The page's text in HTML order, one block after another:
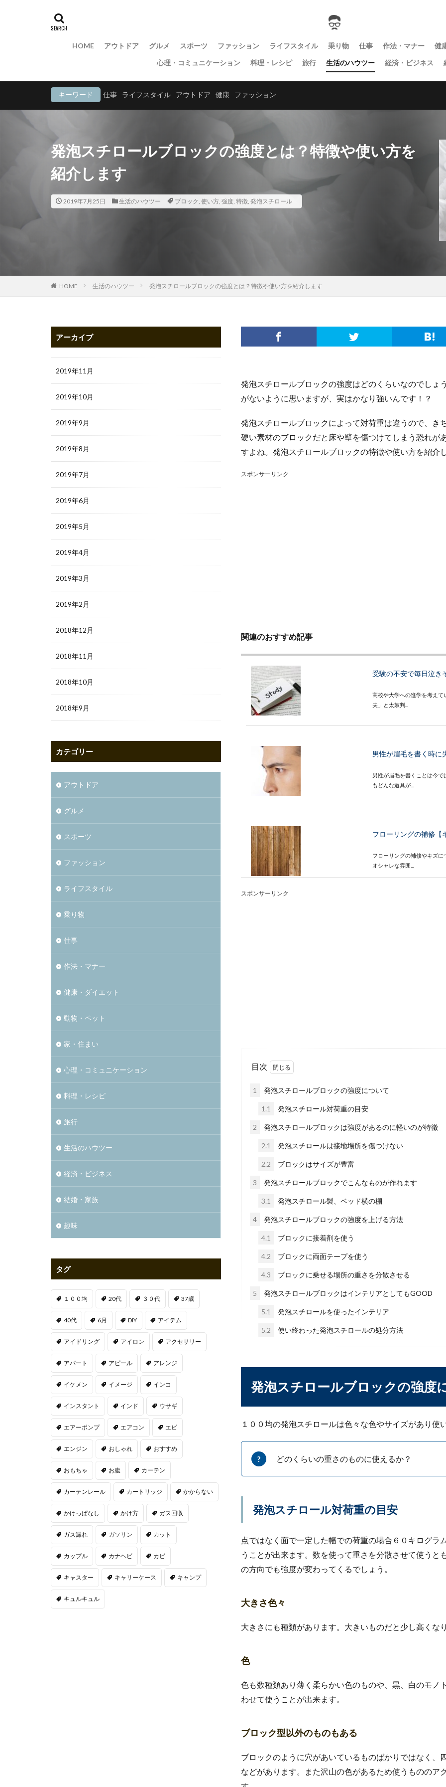
HOME アウトドア グルメ スポーツ ファッション ライフスタイル 乗り物 仕事 作法・マナー
健
心理・コミュニケーション
料理・レシピ 旅行 生活のハウツー 経済・ビジネス
キーワード 仕事 ライフスタイル アウトドア 健康 ファッション
発泡スチロールブロックの強度とは？特徴や使い方を
紹介します
2019年7月25日 生活のハウツー ブロック, 使い方, 強度, 特徴, 発泡スチロール
HOME 生活のハウツー 発泡スチロールブロックの強度とは？特徴や使い方を紹介します
発泡スチロールブロックの強度はどのくらいなのでしょ
がないように思いますが、実はかなり強いんです！？
発泡スチロールブロックによって対荷重は違うので、き
硬い素材のブロックだと床や壁を傷つけてしまう恐れが
すよね。発泡スチロールブロックの特徴や使い方を紹介
スポンサーリンク
関連のおすすめ記事
受験の不安で毎日泣き
高校や大学への進学を考え
夫」と太鼓判...
男性が眉毛を書く時に
男性が眉毛を書くことは今
もどんな道具が...
フローリングの補修【
フローリングの補修やキズ
オシャレな雰囲...
料理の時に使うフライパン
で雑草...
家の外壁を掃除したい
なんて聞いたこ...
一人暮らしで使うタン
一人暮らしを始めるにあた
電子レ...
厚生年金と国民年金
台風の速度が変わるの
スポンサーリンク
目次
1 発泡スチロールブロックの強度について
1.1 発泡スチロール対荷重の目安
2 発泡スチロールブロックは強度があるのに軽いのが特徴
2.1 発泡スチロールは接地場所を傷つけない
2.2 ブロックはサイズが豊富
3 発泡スチロールブロックでこんなものが作れます
3.1 発泡スチロール製、ベッド横の棚
4 発泡スチロールブロックの強度を上げる方法
4.1 ブロックに接着剤を使う
4.2 ブロックに両面テープを使う
4.3 ブロックに乗せる場所の重さを分散させる
5 発泡スチロールブロックはインテリアとしてもGOOD
5.1 発泡スチロールを使ったインテリア
5.2 使い終わった発泡スチロールの処分方法
発泡スチロールブロックの強度
１００均の発泡スチロールは色々な色やサイズがあり使
どのくらいの重さのものに使えるか？
発泡スチロール対荷重の目安
点ではなく面で一定した幅での荷重の場合６０キログ
うことが出来ます。数を使って重さを分散させて使う
の方向でも強度が変わってくるでしょう。
大きさ色々
大きさにも種類があります。大きいものだと少し高くな
色
色も数種類あり薄く柔らかい色のものや、黒、白のモノ
わせて使うことが出来ます。
ブロック型以外のものもある
ブロックのように穴があいているものばかりではなく
などがあります。また沢山の色があるため使うもののア
アーカイブ
2019年11月
2019年10月
2019年9月
2019年8月
2019年7月
2019年6月
2019年5月
2019年4月
2019年3月
2019年2月
2018年12月
2018年11月
2018年10月
2018年9月
カテゴリー
アウトドア
グルメ
スポーツ
ファッション
ライフスタイル
乗り物
仕事
作法・マナー
健康・ダイエット
動物・ペット
家・住まい
心理・コミュニケーション
料理・レシピ
旅行
生活のハウツー
経済・ビジネス
結婚・家族
趣味
タグ
１００均 20代 ３０代 37歳
40代 6月 DIY アイテム
アイドリング アイロン アクセサリー
アパート アピール アレンジ
イケメン イメージ インコ
インスタント インド ウサギ
エアーポンプ エアコン エビ
エンジン おしゃれ おすすめ
おもちゃ お腹 カーテン
カーテンレール カートリッジ かからない
かけっぱなし かけ方 ガス回収
ガス漏れ ガソリン カット
カップル カナヘビ カビ
キャスター キャリーケース キャンプ
キュルキュル